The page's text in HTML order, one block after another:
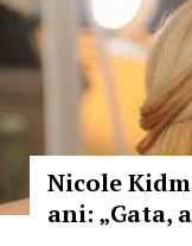
Nicole
ani: „Gata,